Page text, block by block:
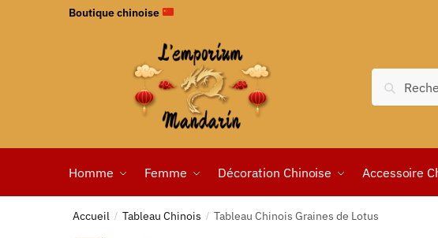
Boutique chinoise
Homme Femme Décoration Chinoise Accessoire
Accueil / Tableau Chinois / Tableau Chinois Graines de Lotus